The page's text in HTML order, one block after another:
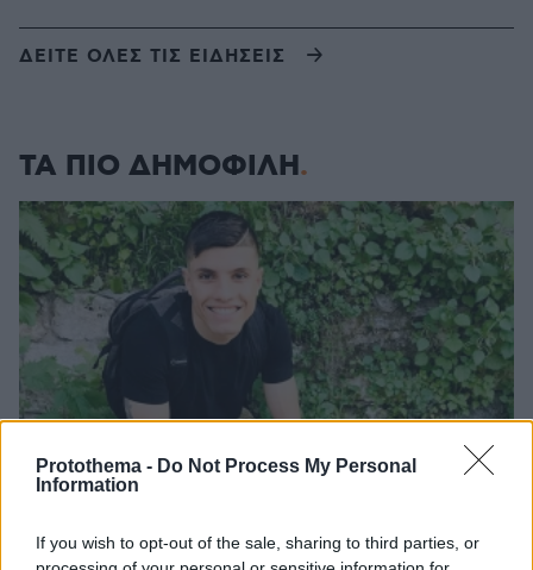
Protothema - Do Not Process My Personal
Information
If you wish to opt-out of the sale, sharing to third parties, or
ΔΕΙΤΕ ΟΛΕΣ ΤΙΣ ΕΙΔΗΣΕΙΣ
ΤΑ ΠΙΟ ΔΗΜΟΦΙΛΗ